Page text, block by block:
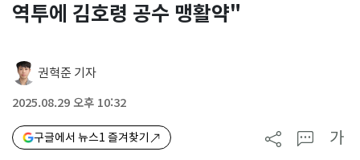
역투에 김호령 공수 맹활약"
권혁준 기자
2025.08.29 오후 10:32
구글에서 뉴스1 즐겨찾기 가